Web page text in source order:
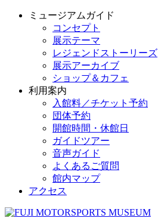
ミュージアムガイド
コンセプト
展示テーマ
レジェンドストーリーズ
展示アーカイブ
ショップ＆カフェ
利用案内
入館料／チケット予約
団体予約
開館時間・休館日
ガイドツアー
音声ガイド
よくあるご質問
館内マップ
アクセス